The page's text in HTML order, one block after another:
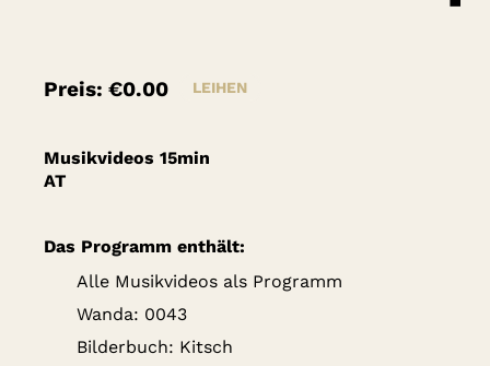
Preis: €0.00 LEIHEN
Musikvideos 15min
AT
Das Programm enthält:
Alle Musikvideos als Programm
Wanda: 0043
Bilderbuch: Kitsch